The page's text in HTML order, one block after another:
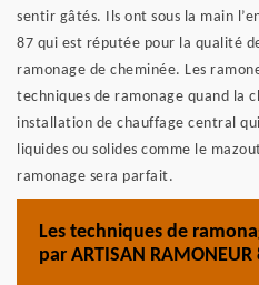
sentir gâtés. Ils ont sous la main
87 qui est réputée pour la qualité
ramonage de cheminée. Les
techniques de ramonage quand la
installation de chauffage central
liquides ou solides comme le
ramonage sera parfait.
Les techniques de
par ARTISAN RAMONEUR